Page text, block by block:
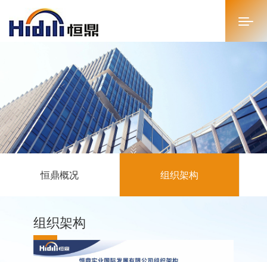
首页
关于恒鼎
新闻中心
人才招聘
恒鼎概况 组织架构
组织架构